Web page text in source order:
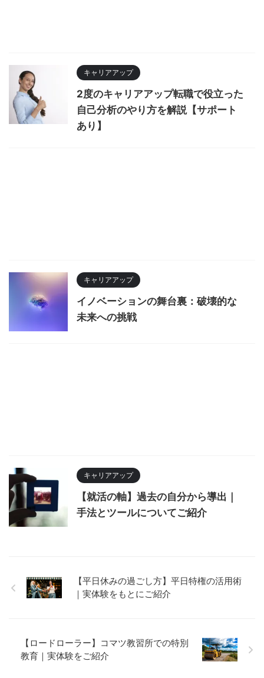
キャリアアップ
2度のキャリアアップ転職で役立った
自己分析のやり方を解説【サポート
あり】
キャリアアップ
イノベーションの舞台裏：破壊的な
未来への挑戦
キャリアアップ
【就活の軸】過去の自分から導出｜
手法とツールについてご紹介
【平日休みの過ごし方】平日特権の活用術
｜実体験をもとにご紹介
【ロードローラー】コマツ教習所での特別
教育｜実体験をご紹介